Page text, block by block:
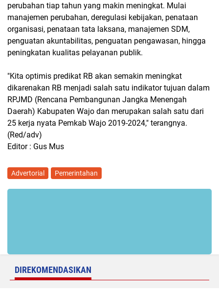
perubahan tiap tahun yang makin meningkat. Mulai
manajemen perubahan, deregulasi kebijakan, penataan
organisasi, penataan tata laksana, manajemen SDM,
penguatan akuntabilitas, penguatan pengawasan, hingga
peningkatan kualitas pelayanan publik.
"Kita optimis predikat RB akan semakin meningkat
dikarenakan RB menjadi salah satu indikator tujuan dalam
RPJMD (Rencana Pembangunan Jangka Menengah
Daerah) Kabupaten Wajo dan merupakan salah satu dari
25 kerja nyata Pemkab Wajo 2019-2024," terangnya.
(Red/adv)
Editor : Gus Mus
Advertorial Pemerintahan
DIREKOMENDASIKAN